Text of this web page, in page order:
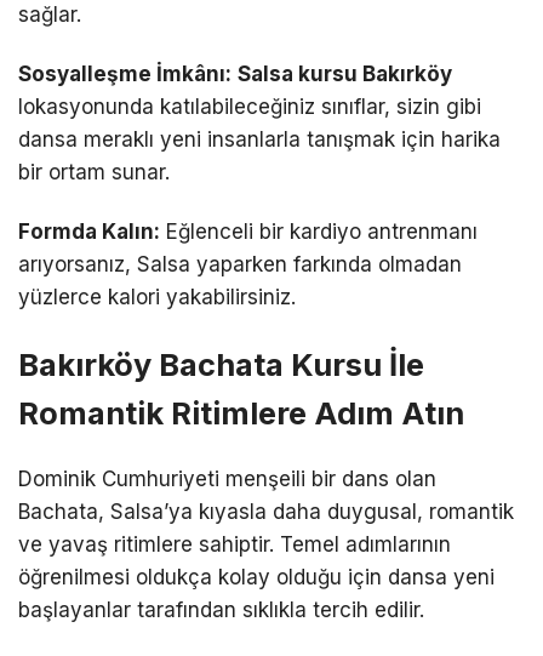
sağlar.
Sosyalleşme İmkânı: Salsa kursu Bakırköy
lokasyonunda katılabileceğiniz sınıflar, sizin gibi
dansa meraklı yeni insanlarla tanışmak için harika
bir ortam sunar.
Formda Kalın: Eğlenceli bir kardiyo antrenmanı
arıyorsanız, Salsa yaparken farkında olmadan
yüzlerce kalori yakabilirsiniz.
Bakırköy Bachata Kursu İle
Romantik Ritimlere Adım Atın
Dominik Cumhuriyeti menşeili bir dans olan
Bachata, Salsa’ya kıyasla daha duygusal, romantik
ve yavaş ritimlere sahiptir. Temel adımlarının
öğrenilmesi oldukça kolay olduğu için dansa yeni
başlayanlar tarafından sıklıkla tercih edilir.